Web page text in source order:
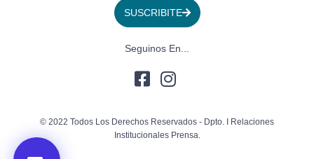
SUSCRIBITE
Seguinos En...
© 2022 Todos Los Derechos Reservados - Dpto. I Relaciones
Institucionales Prensa.